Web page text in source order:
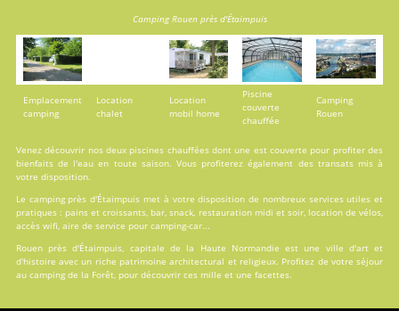
Camping Rouen près d'Étaimpuis
Emplacement
camping
Location
chalet
Location
mobil home
Piscine
couverte
chauffée
Camping
Rouen
Venez découvrir nos deux piscines chauffées dont une est couverte pour profiter des
bienfaits de l'eau en toute saison. Vous profiterez également des transats mis à
votre disposition.
Le camping près d'Étaimpuis met à votre disposition de nombreux services utiles et
pratiques : pains et croissants, bar, snack, restauration midi et soir, location de vélos,
accès wifi, aire de service pour camping-car...
Rouen près d'Étaimpuis, capitale de la Haute Normandie est une ville d'art et
d'histoire avec un riche patrimoine architectural et religieux. Profitez de votre séjour
au camping de la Forêt, pour découvrir ces mille et une facettes.